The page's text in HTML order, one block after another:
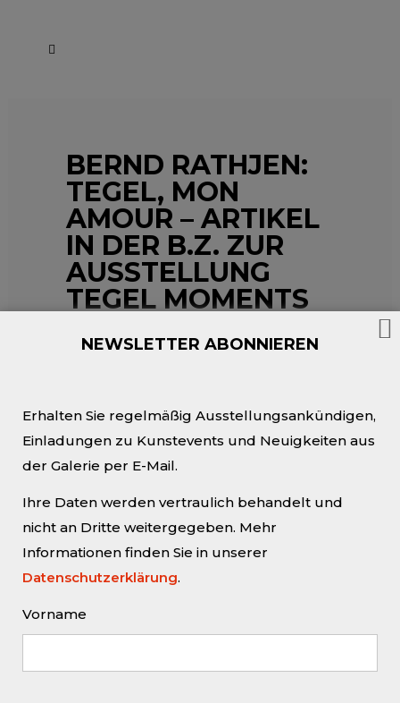
BERND RATHJEN:
TEGEL, MON
AMOUR – ARTIKEL
IN DER B.Z. ZUR
AUSSTELLUNG
TEGEL MOMENTS
Zur AusstellungTegel
MomentsvonBernd Rathjenist
ein Artikel in der B.Z.
„Wie reibungslos die Abfertigung
am Flughafen Tegel laufen kann,
NEWSLETTER ABONNIEREN
Erhalten Sie regelmäßig Ausstellungsankündigen,
Einladungen zu Kunstevents und Neuigkeiten aus
der Galerie per E-Mail.
Ihre Daten werden vertraulich behandelt und
nicht an Dritte weitergegeben. Mehr
Informationen finden Sie in unserer
Datenschutzerklärung.
Vorname